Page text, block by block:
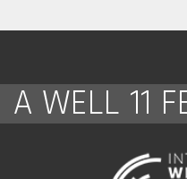
A WELL 11